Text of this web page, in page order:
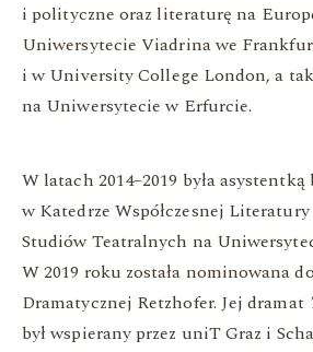
i polityczne oraz literaturę na
Uniwersytecie Viadrina we
i w University College London, a
na Uniwersytecie w Erfurcie.
W latach 2014–2019 była asystentką
w Katedrze Współczesnej
Studiów Teatralnych na
W 2019 roku została nominowana
Dramatycznej Retzhofer. Jej dramat
był wspierany przez uniT Graz i